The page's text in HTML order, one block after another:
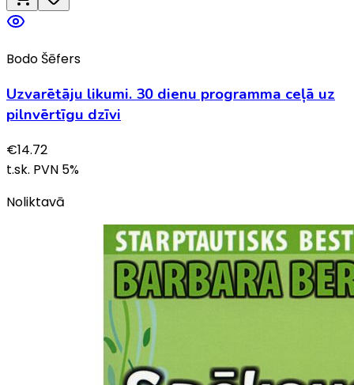
Bodo Šēfers
Uzvarētāju likumi. 30 dienu programma ceļā uz
pilnvērtīgu dzīvi
€14.72
t.sk. PVN 5%
Noliktavā